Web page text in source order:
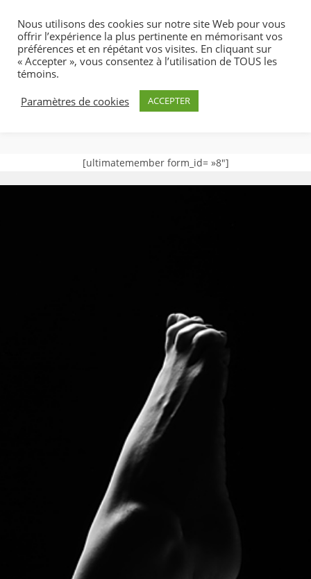
content
[ultimatemember form_id= »8″]
Nous utilisons des cookies sur notre site Web pour vous
offrir l’expérience la plus pertinente en mémorisant vos
préférences et en répétant vos visites. En cliquant sur
« Accepter », vous consentez à l’utilisation de TOUS les
témoins.
Paramètres de cookies
ACCEPTER